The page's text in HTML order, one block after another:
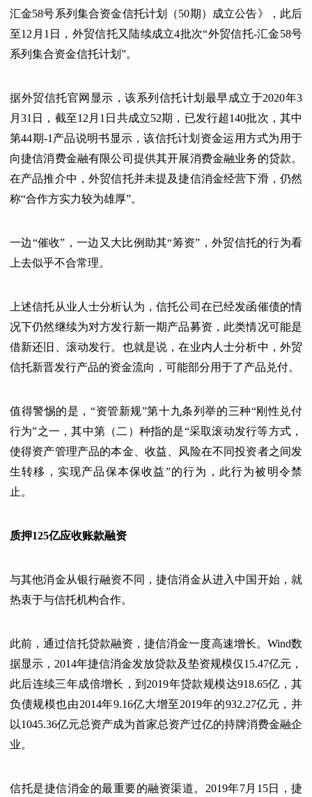
汇金58号系列集合资金信托计划（50期）成立公告》，此后
至12月1日，外贸信托又陆续成立4批次“外贸信托-汇金58号
系列集合资金信托计划”。
据外贸信托官网显示，该系列信托计划最早成立于2020年3
月31日，截至12月1日共成立52期，已发行超140批次，其中
第44期-1产品说明书显示，该信托计划资金运用方式为用于
向捷信消费金融有限公司提供其开展消费金融业务的贷款。
在产品推介中，外贸信托并未提及捷信消金经营下滑，仍然
称“合作方实力较为雄厚”。
一边“催收”，一边又大比例助其“筹资”，外贸信托的行为看
上去似乎不合常理。
上述信托从业人士分析认为，信托公司在已经发函催债的情
况下仍然继续为对方发行新一期产品募资，此类情况可能是
借新还旧、滚动发行。也就是说，在业内人士分析中，外贸
信托新晋发行产品的资金流向，可能部分用于了产品兑付。
值得警惕的是，“资管新规”第十九条列举的三种“刚性兑付
行为”之一，其中第（二）种指的是“采取滚动发行等方式，
使得资产管理产品的本金、收益、风险在不同投资者之间发
生转移，实现产品保本保收益”的行为，此行为被明令禁
止。
质押125亿应收账款融资
与其他消金从银行融资不同，捷信消金从进入中国开始，就
热衷于与信托机构合作。
此前，通过信托贷款融资，捷信消金一度高速增长。Wind数
据显示，2014年捷信消金发放贷款及垫资规模仅15.47亿元，
此后连续三年成倍增长，到2019年贷款规模达918.65亿，其
负债规模也由2014年9.16亿大增至2019年的932.27亿元，并
以1045.36亿元总资产成为首家总资产过亿的持牌消费金融企
业。
信托是捷信消金的最重要的融资渠道。2019年7月15日，捷